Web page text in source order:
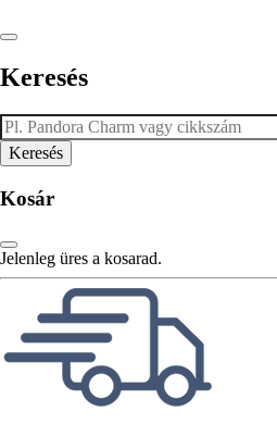
Keresés
Kosár
Jelenleg üres a kosarad.